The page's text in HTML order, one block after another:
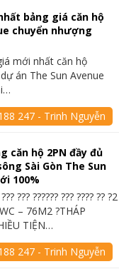
bảng giá căn hộ
chuyển nhượng
mới nhất căn hộ
án The Sun Avenue
247 - Trinh Nguyễn
căn hộ 2PN đầy đủ
Sài Gòn The Sun
100%
??? ?????? ??? ???? ?? ?2
– 76M2 ?THÁP
TIỆN…
247 - Trinh Nguyễn